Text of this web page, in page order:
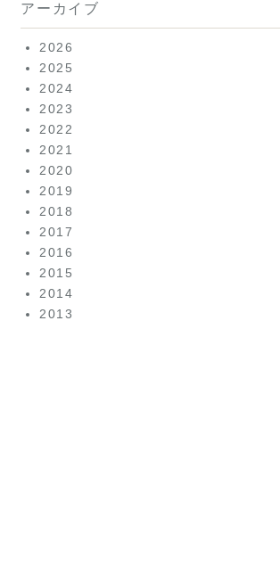
アーカイブ
2026
2025
2024
2023
2022
2021
2020
2019
2018
2017
2016
2015
2014
2013